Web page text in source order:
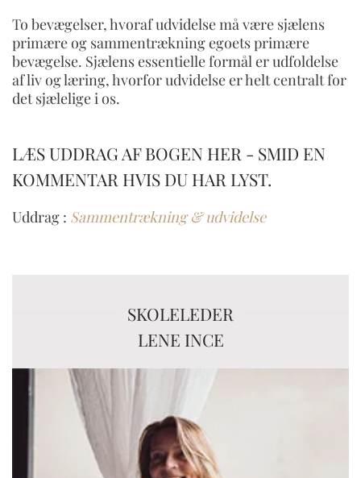
To bevægelser, hvoraf udvidelse må være sjælens
primære og sammentrækning egoets primære
bevægelse. Sjælens essentielle formål er udfoldelse
af liv og læring, hvorfor udvidelse er helt centralt for
det sjælelige i os.
LÆS UDDRAG AF BOGEN HER - SMID EN
KOMMENTAR HVIS DU HAR LYST.
Uddrag : Sammentrækning & udvidelse
SKOLELEDER
LENE INCE